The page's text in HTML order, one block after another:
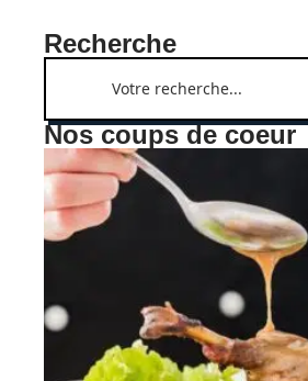
Recherche
Nos coups de coeur